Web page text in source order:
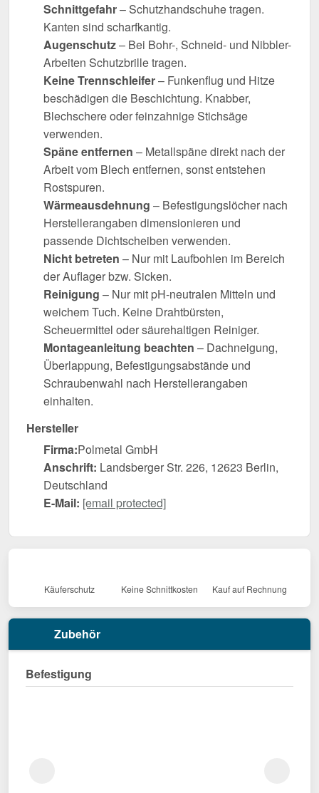
Schnittgefahr– Schutzhandschuhe tragen.
Kanten sind scharfkantig.
Augenschutz– Bei Bohr-, Schneid- und Nibbler-
Arbeiten Schutzbrille tragen.
Keine Trennschleifer– Funkenflug und Hitze
beschädigen die Beschichtung. Knabber,
Blechschere oder feinzahnige Stichsäge
verwenden.
Späne entfernen – Metallspäne direkt nach der
Arbeit vom Blech entfernen, sonst entstehen
Rostspuren.
Wärmeausdehnung – Befestigungslöcher nach
Herstellerangaben dimensionieren und
passende Dichtscheiben verwenden.
Nicht betreten – Nur mit Laufbohlen im Bereich
der Auflager bzw. Sicken.
Reinigung – Nur mit pH-neutralen Mitteln und
weichem Tuch. Keine Drahtbürsten,
Scheuermittel oder säurehaltigen Reiniger.
Montageanleitung beachten – Dachneigung,
Überlappung, Befestigungsabstände und
Schraubenwahl nach Herstellerangaben
einhalten.
Hersteller
Firma:Polmetal GmbH
Anschrift: Landsberger Str. 226, 12623 Berlin,
Deutschland
E-Mail: [email protected]
Käuferschutz Keine Schnittkosten Kauf auf Rechnung
Zubehör
Befestigung